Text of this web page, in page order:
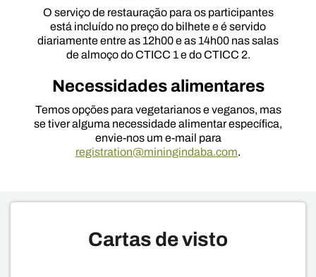
O serviço de restauração para os participantes
está incluído no preço do bilhete e é servido
diariamente entre as 12h00 e as 14h00 nas salas
de almoço do CTICC 1 e do CTICC 2.
Necessidades alimentares
Temos opções para vegetarianos e veganos, mas
se tiver alguma necessidade alimentar específica,
envie-nos um e-mail para
registration@miningindaba.com.
Cartas de visto